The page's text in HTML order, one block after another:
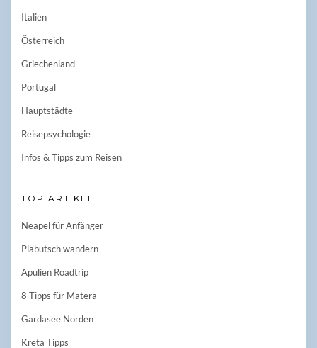
Italien
Österreich
Griechenland
Portugal
Hauptstädte
Reisepsychologie
Infos & Tipps zum Reisen
TOP ARTIKEL
Neapel für Anfänger
Plabutsch wandern
Apulien Roadtrip
8 Tipps für Matera
Gardasee Norden
Kreta Tipps